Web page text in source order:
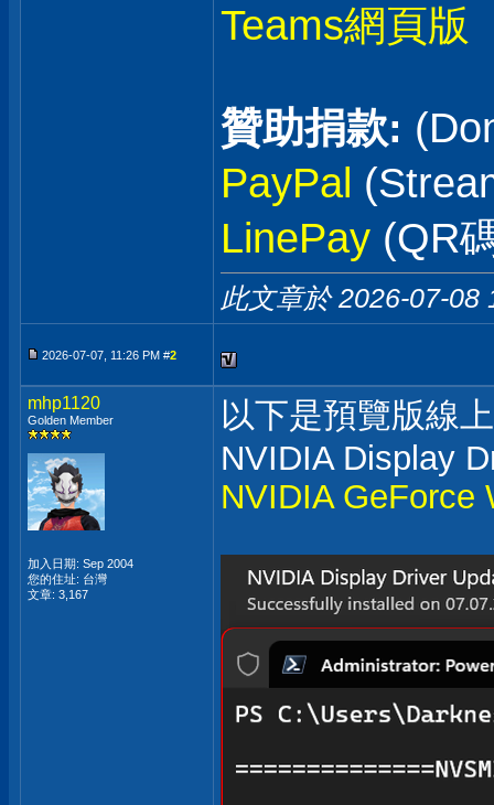
Teams網頁版
贊助捐款:
PayPal
LinePay (QR
此文章於 2026-07-08
2026-07-07, 11:26 PM #2
mhp1120
Golden Member
加入日期: Sep 2004
您的住址: 台灣
文章: 3,167
以下是預覽版線
NVIDIA Display
NVIDIA GeForce